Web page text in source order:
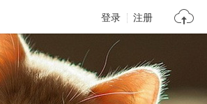
登录 注册